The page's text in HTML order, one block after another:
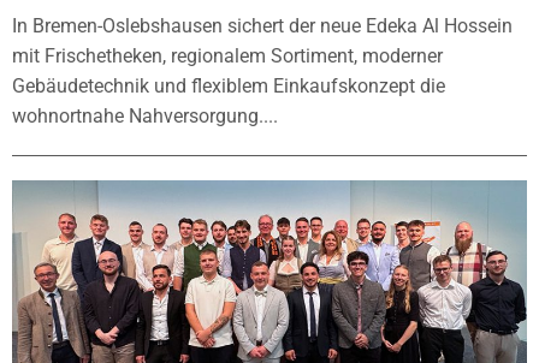
In Bremen-Oslebshausen sichert der neue Edeka Al Hossein
mit Frischetheken, regionalem Sortiment, moderner
Gebäudetechnik und flexiblem Einkaufskonzept die
wohnortnahe Nahversorgung....